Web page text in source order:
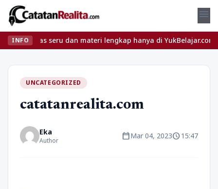
menu
INFO
seru dan materi lengkap hanya di YukBelajar.com. Mulai
UNCATEGORIZED
catatanrealita.com
Eka
Author calendar_todayMar 04, 2023schedule15:47